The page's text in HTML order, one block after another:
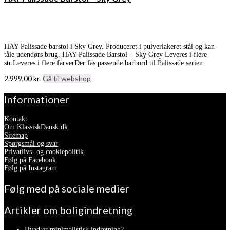
HAY Palissade barstol i Sky Grey. Produceret i pulverlakeret stål og kan
tåle udendørs brug. HAY Palissade Barstol – Sky Grey Leveres i flere
str.Leveres i flere farverDer fås passende barbord til Palissade serien
2.999,00kr. Gå til webshop
Informationer
Kontakt
Om KlassiskDansk.dk
Sitemap
Spørgsmål og svar
Privatlivs- og cookiepolitik
Følg på Facebook
Følg på Instagram
Følg med på sociale medier
Artikler om boligindretning